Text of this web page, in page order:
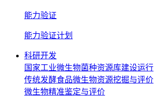
能力验证
能力验证计划
科研开发
国家工业微生物菌种资源库建设运行
传统发酵食品微生物资源挖掘与评价
微生物精准鉴定与评价